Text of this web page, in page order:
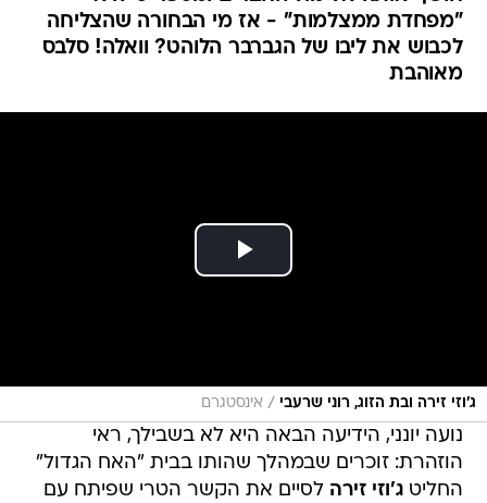
"מפחדת ממצלמות" - אז מי הבחורה שהצליחה
לכבוש את ליבו של הגברבר הלוהט? וואלה! סלבס
מאוהבת
ג'וזי זירה ובת הזוג, רוני שרעבי / אינסטגרם
נועה יונני, הידיעה הבאה היא לא בשבילך, ראי
הוזהרת: זוכרים שבמהלך שהותו בבית "האח הגדול"
החליטג'וזי זירה לסיים את הקשר הטרי שפיתח עם